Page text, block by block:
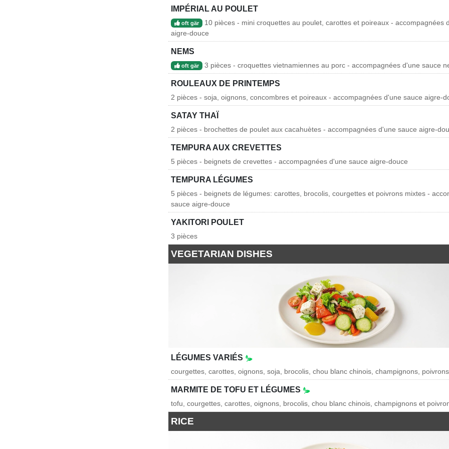
IMPÉRIAL AU POULET
oft gär
10 pièces - mini croquettes au poulet, carottes et poireaux - accompagnées
aigre-douce
NEMS
oft gär 3 pièces - croquettes vietnamiennes au porc - accompagnées d'une sauce
ROULEAUX DE PRINTEMPS
2 pièces - soja, oignons, concombres et poireaux - accompagnées d'une sauce aigre-
SATAY THAÏ
2 pièces - brochettes de poulet aux cacahuètes - accompagnées d'une sauce aigre-
TEMPURA AUX CREVETTES
5 pièces - beignets de crevettes - accompagnées d'une sauce aigre-douce
TEMPURA LÉGUMES
5 pièces - beignets de légumes: carottes, brocolis, courgettes et poivrons mixtes -
sauce aigre-douce
YAKITORI POULET
3 pièces
VEGETARIAN DISHES
LÉGUMES VARIÉS
courgettes, carottes, oignons, soja, brocolis, chou blanc chinois, champignons,
MARMITE DE TOFU ET LÉGUMES
tofu, courgettes, carottes, oignons, brocolis, chou blanc chinois, champignons et
RICE